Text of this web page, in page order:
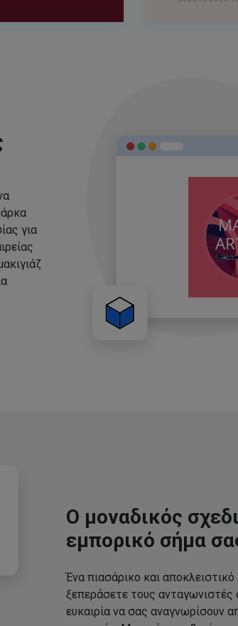
για
Ο μοναδικός
εμπορικό σήμα
Ένα πιασάρικο και
ξεπεράσετε τους
ευκαιρία να σας αναγνωρίσουν